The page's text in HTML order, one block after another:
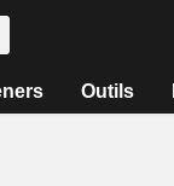
Outils